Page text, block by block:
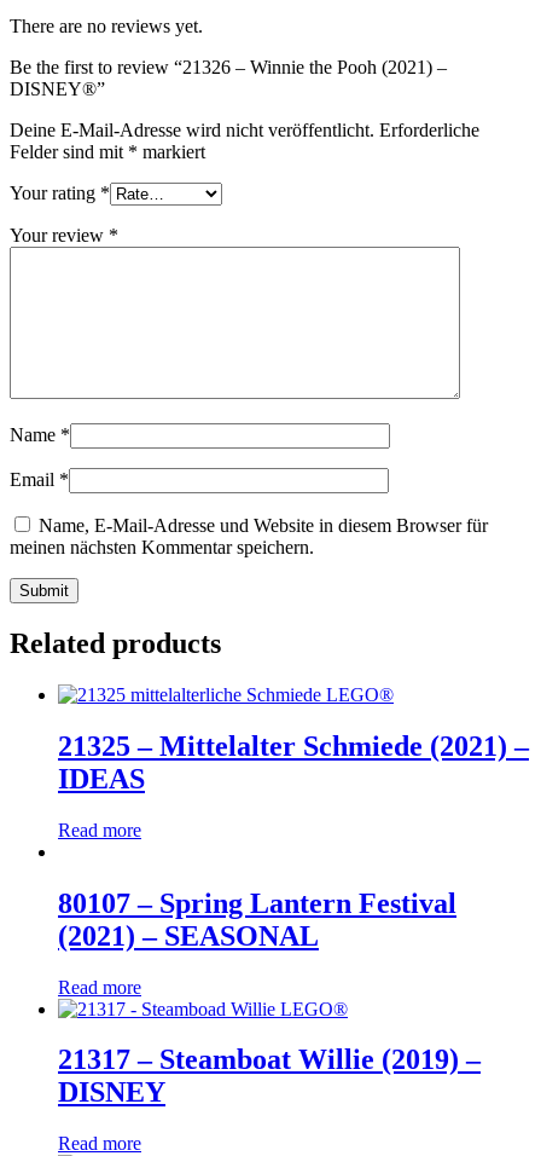
There are no reviews yet.
Be the first to review “21326 – Winnie the Pooh (2021) –
DISNEY®”
Deine E-Mail-Adresse wird nicht veröffentlicht. Erforderliche
Felder sind mit * markiert
Your rating *
Your review *
Name *
Email *
Name, E-Mail-Adresse und Website in diesem Browser für
meinen nächsten Kommentar speichern.
Related products
21325 – Mittelalter Schmiede (2021) –
IDEAS
Read more
80107 – Spring Lantern Festival
(2021) – SEASONAL
Read more
21317 – Steamboat Willie (2019) –
DISNEY
Read more